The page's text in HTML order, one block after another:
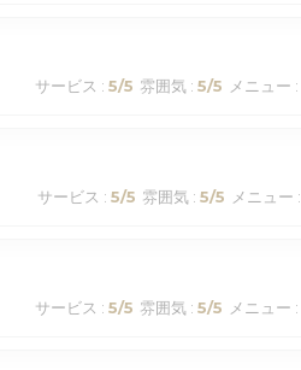
サービス : 5/5 雰囲気 : 5/5 メニュー :
サービス : 5/5 雰囲気 : 5/5 メニュー :
サービス : 5/5 雰囲気 : 5/5 メニュー :